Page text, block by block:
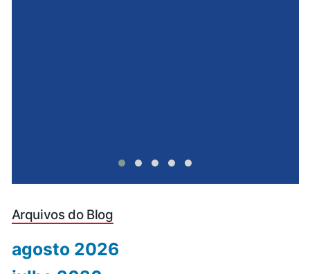
Arquivos do Blog
agosto 2026